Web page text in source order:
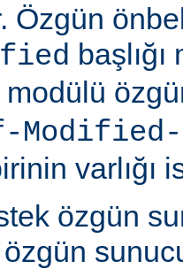
Özgün
modülü
Modified-
varlığı
özgün
özgün